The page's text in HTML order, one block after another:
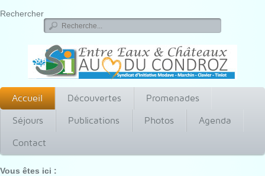
Rechercher
Accueil Découvertes
Promenades
Séjours
Publications Photos
Agenda
Contact
Vous êtes ici :